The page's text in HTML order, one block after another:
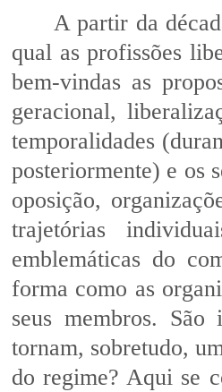
A partir da
qual as profissões
bem-vindas as
geracional,
temporalidades
posteriormente) e os
oposição,
trajetórias
emblemáticas do
forma como as
seus membros. São
tornam, sobretudo,
do regime? Aqui se